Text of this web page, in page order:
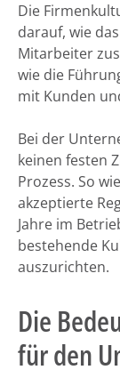
Die
darauf, wie
Mitarbeiter
wie die
mit Kunden
Bei der
keinen festen
Prozess. So
akzeptierte
Jahre im
bestehende
auszurichten.
Die
für den